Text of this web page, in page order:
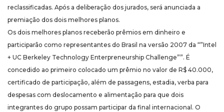
reclassificadas. Após a deliberação dos jurados, será anunciada a
premiação dos dois melhores planos.
Os dois melhores planos receberão prêmios em dinheiro e
participarão como representantes do Brasil na versão 2007 da “”Intel
+ UC Berkeley Technology Enterpreneurship Challenge””. É
concedido ao primeiro colocado um prêmio no valor de R$ 40.000,
certificado de participação, além de passagens, estadia, verba para
despesas com deslocamento e alimentação para que dois
integrantes do grupo possam participar da final internacional. O